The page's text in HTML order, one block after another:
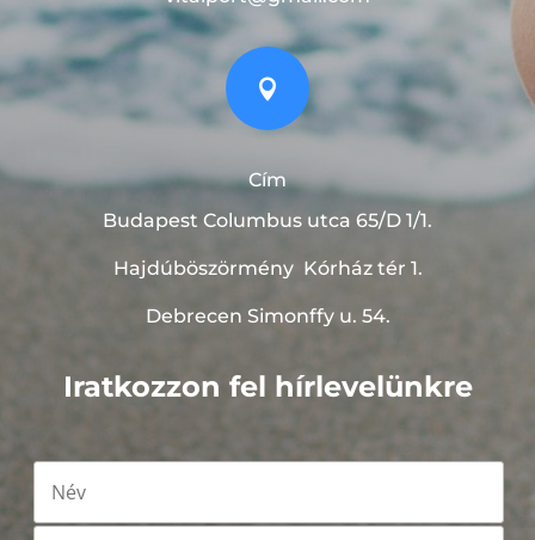

Cím
Budapest Columbus utca 65/D 1/1.
Hajdúböszörmény Kórház tér 1.
Debrecen Simonffy u. 54.
Iratkozzon fel hírlevelünkre